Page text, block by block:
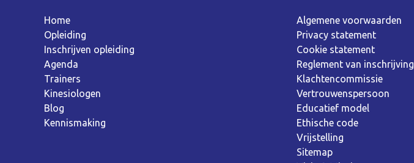
Home
Opleiding
Inschrijven opleiding
Agenda
Trainers
Kinesiologen
Blog
Kennismaking
Algemene voorwaarden
Privacy statement
Cookie statement
Reglement van inschrijving
Klachtencommissie
Vertrouwenspersoon
Educatief model
Ethische code
Vrijstelling
Sitemap